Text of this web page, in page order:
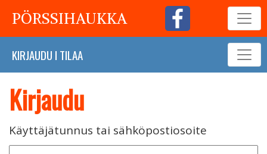
PÖRSSIHAUKKA
KIRJAUDU I TILAA
Kirjaudu
Käyttäjätunnus tai sähköpostiosoite